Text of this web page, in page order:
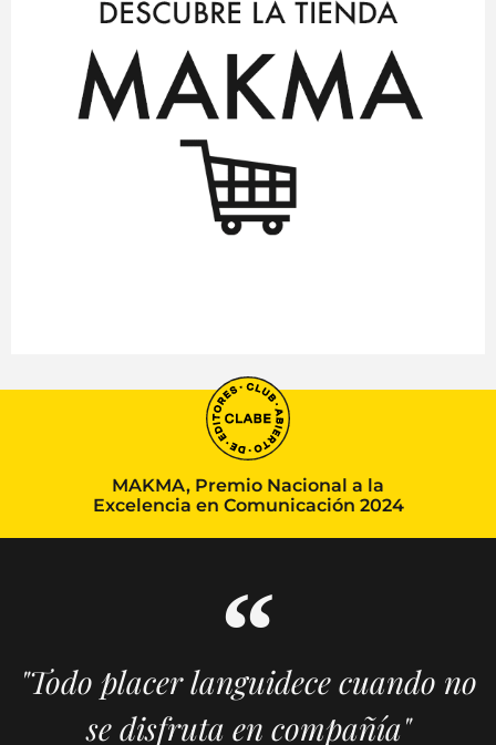
MAKMA, Premio Nacional a la
Excelencia en Comunicación 2024
"Todo placer languidece cuando no
se disfruta en compañía"